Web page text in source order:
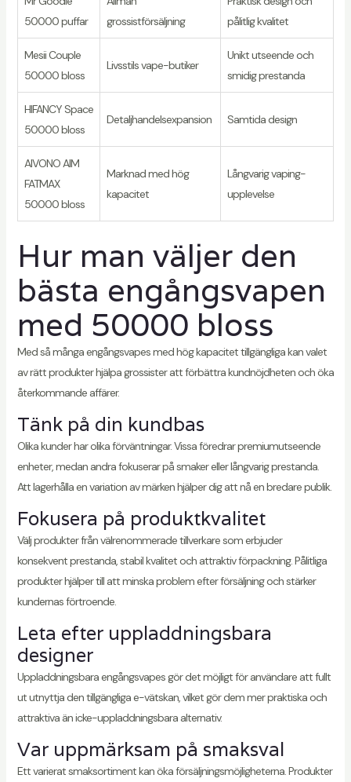
50000 puffar
grossistförsäljning
pålitlig kvalitet
Mesii Couple
50000 bloss
Livsstils vape-butiker
Unikt utseende och
smidig prestanda
HIFANCY Space
50000 bloss
Detaljhandelsexpansion Samtida design
AIVONO AIM
FATMAX
50000 bloss
Marknad med hög
kapacitet
Långvarig vaping-
upplevelse
Hur man väljer den
bästa engångsvapen
med 50000 bloss
Med så många engångsvapes med hög kapacitet tillgängliga kan valet
av rätt produkter hjälpa grossister att förbättra kundnöjdheten och öka
återkommande affärer.
Tänk på din kundbas
Olika kunder har olika förväntningar. Vissa föredrar premiumutseende
enheter, medan andra fokuserar på smaker eller långvarig prestanda.
Att lagerhålla en variation av märken hjälper dig att nå en bredare publik.
Fokusera på produktkvalitet
Välj produkter från välrenommerade tillverkare som erbjuder
konsekvent prestanda, stabil kvalitet och attraktiv förpackning. Pålitliga
produkter hjälper till att minska problem efter försäljning och stärker
kundernas förtroende.
Leta efter uppladdningsbara
designer
Uppladdningsbara engångsvapes gör det möjligt för användare att fullt
ut utnyttja den tillgängliga e-vätskan, vilket gör dem mer praktiska och
attraktiva än icke-uppladdningsbara alternativ.
Var uppmärksam på smaksval
Ett varierat smaksortiment kan öka försäljningsmöjligheterna. Produkter